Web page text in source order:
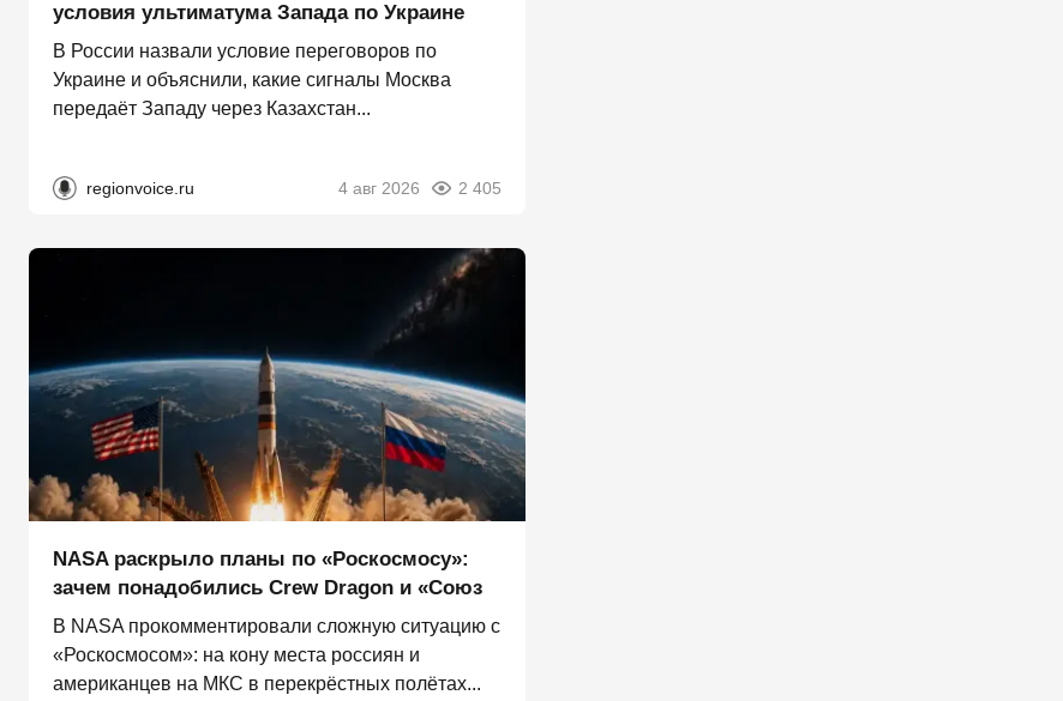
условия ультиматума Запада по Украине
В России назвали условие переговоров по
Украине и объяснили, какие сигналы Москва
передаёт Западу через Казахстан...
regionvoice.ru 4 авг 2026 2 405
NASA раскрыло планы по «Роскосмосу»:
зачем понадобились Crew Dragon и «Союз
В NASA прокомментировали сложную ситуацию с
«Роскосмосом»: на кону места россиян и
американцев на МКС в перекрёстных полётах...